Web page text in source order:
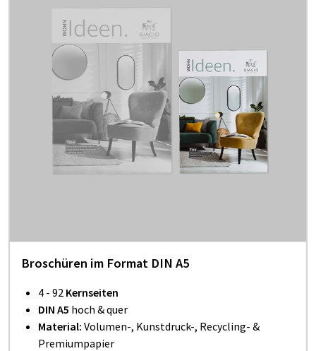
Broschüren im Format DIN A5
4 - 92 Kernseiten
DIN A5 hoch & quer
Material: Volumen-, Kunstdruck-, Recycling- &
Premiumpapier